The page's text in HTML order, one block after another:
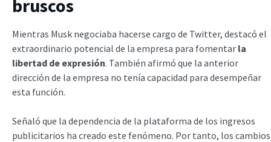
bruscos
Mientras Musk negociaba hacerse cargo de Twitter, destacó el
extraordinario potencial de la empresa para fomentar la
libertad de expresión. También afirmó que la anterior
dirección de la empresa no tenía capacidad para desempeñar
esta función.
Señaló que la dependencia de la plataforma de los ingresos
publicitarios ha creado este fenómeno. Por tanto, los cambios